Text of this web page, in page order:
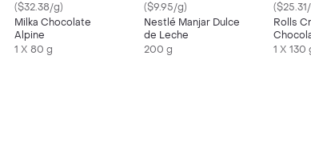
($32.38/g)
Milka Chocolate
Alpine
1 X 80 g
($9.95/g)
Nestlé Manjar Dulce
de Leche
200 g
Rolls
1 X 130